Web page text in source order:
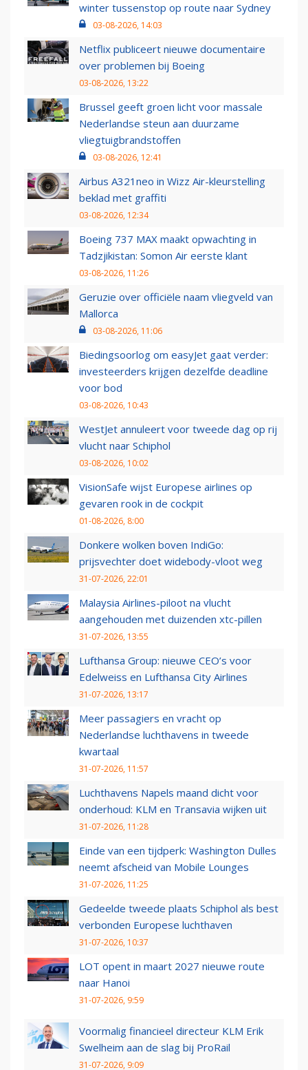
winter tussenstop op route naar Sydney
03-08-2026, 14:03
Netflix publiceert nieuwe documentaire
over problemen bij Boeing
03-08-2026, 13:22
Brussel geeft groen licht voor massale
Nederlandse steun aan duurzame
vliegtuigbrandstoffen
03-08-2026, 12:41
Airbus A321neo in Wizz Air-kleurstelling
beklad met graffiti
03-08-2026, 12:34
Boeing 737 MAX maakt opwachting in
Tadzjikistan: Somon Air eerste klant
03-08-2026, 11:26
Geruzie over officiële naam vliegveld van
Mallorca
03-08-2026, 11:06
Biedingsoorlog om easyJet gaat verder:
investeerders krijgen dezelfde deadline
voor bod
03-08-2026, 10:43
WestJet annuleert voor tweede dag op rij
vlucht naar Schiphol
03-08-2026, 10:02
VisionSafe wijst Europese airlines op
gevaren rook in de cockpit
01-08-2026, 8:00
Donkere wolken boven IndiGo:
prijsvechter doet widebody-vloot weg
31-07-2026, 22:01
Malaysia Airlines-piloot na vlucht
aangehouden met duizenden xtc-pillen
31-07-2026, 13:55
Lufthansa Group: nieuwe CEO’s voor
Edelweiss en Lufthansa City Airlines
31-07-2026, 13:17
Meer passagiers en vracht op
Nederlandse luchthavens in tweede
kwartaal
31-07-2026, 11:57
Luchthavens Napels maand dicht voor
onderhoud: KLM en Transavia wijken uit
31-07-2026, 11:28
Einde van een tijdperk: Washington Dulles
neemt afscheid van Mobile Lounges
31-07-2026, 11:25
Gedeelde tweede plaats Schiphol als best
verbonden Europese luchthaven
31-07-2026, 10:37
LOT opent in maart 2027 nieuwe route
naar Hanoi
31-07-2026, 9:59
Voormalig financieel directeur KLM Erik
Swelheim aan de slag bij ProRail
31-07-2026, 9:09